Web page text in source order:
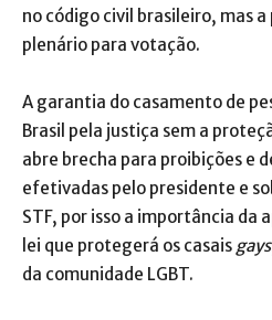
no código civil brasileiro, mas
plenário para votação.
A garantia do casamento de
Brasil pela justiça sem a
abre brecha para proibições e
efetivadas pelo presidente e
STF, por isso a importância da
lei que protegerá os casais gays
da comunidade LGBT.